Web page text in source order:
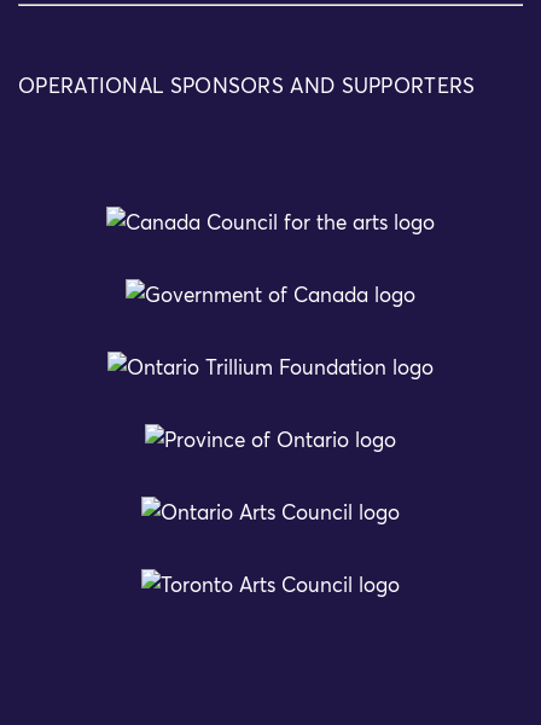
OPERATIONAL SPONSORS AND SUPPORTERS